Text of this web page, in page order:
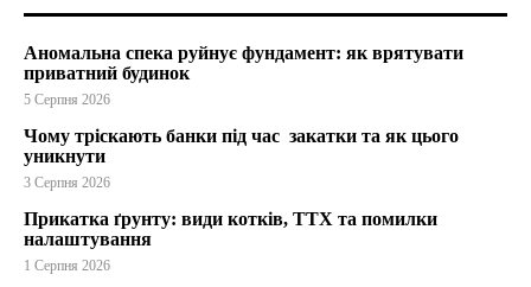
Аномальна спека руйнує фундамент: як врятувати
приватний будинок
5 Серпня 2026
Чому тріскають банки під час закатки та як цього
уникнути
3 Серпня 2026
Прикатка ґрунту: види котків, ТТХ та помилки
налаштування
1 Серпня 2026